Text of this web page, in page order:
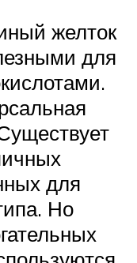
желток
для
для
Но